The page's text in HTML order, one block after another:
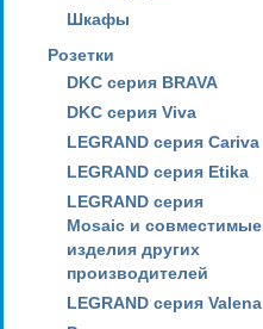
Шкафы
Розетки
DKC серия BRAVA
DKC серия Viva
LEGRAND серия Cariva
LEGRAND серия Etika
LEGRAND серия
Mosaic и совместимые
изделия других
производителей
LEGRAND серия Valena